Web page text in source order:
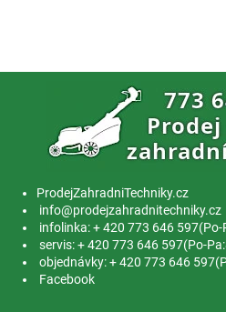
ProdejZahradniTechniky.cz
info@prodejzahradnitechniky.cz
infolinka: + 420 773 646 597(Po-
servis: + 420 773 646 597(Po-
objednávky: + 420 773 646
Facebook